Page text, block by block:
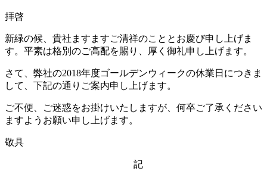
拝啓
新緑の候、貴社ますますご清祥のこととお慶び申し上げま
す。平素は格別のご高配を賜り、厚く御礼申し上げます。
さて、弊社の2018年度ゴールデンウィークの休業日につきま
して、下記の通りご案内申し上げます。
ご不便、ご迷惑をお掛けいたしますが、何卒ご了承ください
ますようお願い申し上げます。
敬具
記